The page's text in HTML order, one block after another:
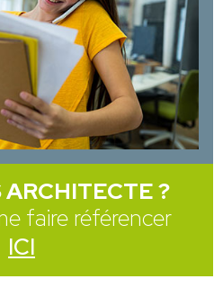
?
faire référencer
ICI